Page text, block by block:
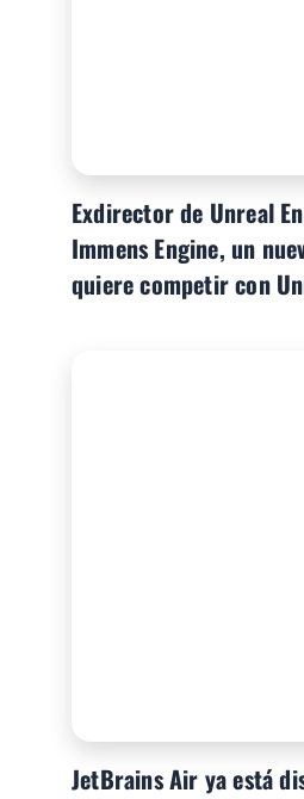
Exdirector de Unreal
Immens Engine, un
quiere competir con
JetBrains Air ya está